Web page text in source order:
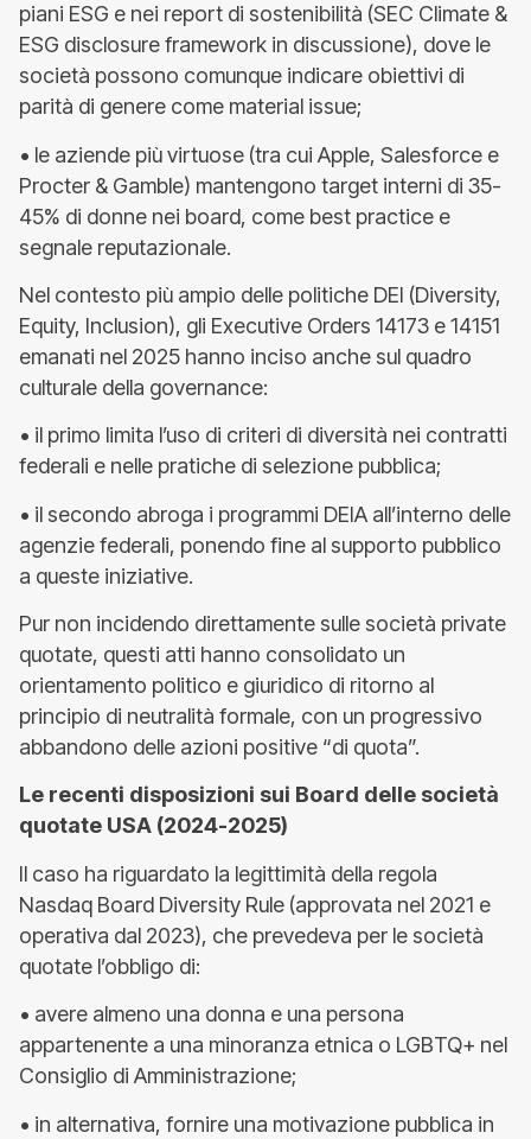
piani ESG e nei report di sostenibilità (SEC Climate &
ESG disclosure framework in discussione), dove le
società possono comunque indicare obiettivi di
parità di genere come material issue;
• le aziende più virtuose (tra cui Apple, Salesforce e
Procter & Gamble) mantengono target interni di 35-
45% di donne nei board, come best practice e
segnale reputazionale.
Nel contesto più ampio delle politiche DEI (Diversity,
Equity, Inclusion), gli Executive Orders 14173 e 14151
emanati nel 2025 hanno inciso anche sul quadro
culturale della governance:
• il primo limita l’uso di criteri di diversità nei contratti
federali e nelle pratiche di selezione pubblica;
• il secondo abroga i programmi DEIA all’interno delle
agenzie federali, ponendo fine al supporto pubblico
a queste iniziative.
Pur non incidendo direttamente sulle società private
quotate, questi atti hanno consolidato un
orientamento politico e giuridico di ritorno al
principio di neutralità formale, con un progressivo
abbandono delle azioni positive “di quota”.
Le recenti disposizioni sui Board delle società
quotate USA (2024-2025)
Il caso ha riguardato la legittimità della regola
Nasdaq Board Diversity Rule (approvata nel 2021 e
operativa dal 2023), che prevedeva per le società
quotate l’obbligo di:
• avere almeno una donna e una persona
appartenente a una minoranza etnica o LGBTQ+ nel
Consiglio di Amministrazione;
• in alternativa, fornire una motivazione pubblica in